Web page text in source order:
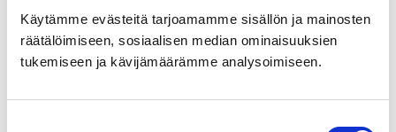
Käytämme evästeitä tarjoamamme sisällön ja mainosten
räätälöimiseen, sosiaalisen median ominaisuuksien
tukemiseen ja kävijämäärämme analysoimiseen.